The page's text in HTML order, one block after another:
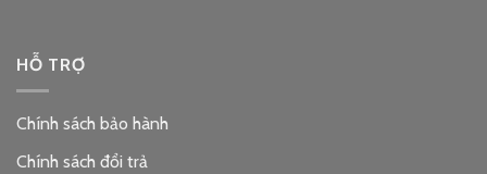
HỖ TRỢ
Chính sách bảo hành
Chính sách đổi trả